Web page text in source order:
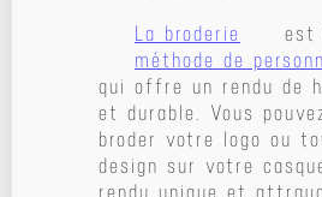
La broderie
est
méthode de
qui offre un rendu de
et durable. Vous
broder votre logo ou
design sur votre